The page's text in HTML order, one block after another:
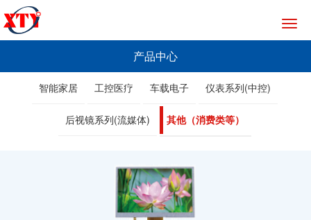
切
换
产品中心
智能家居 工控医疗 车载电子 仪表系列(中控)
后视镜系列(流媒体) 其他（消费类等）